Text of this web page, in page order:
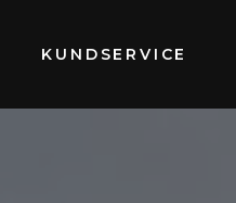
KUNDSERVICE